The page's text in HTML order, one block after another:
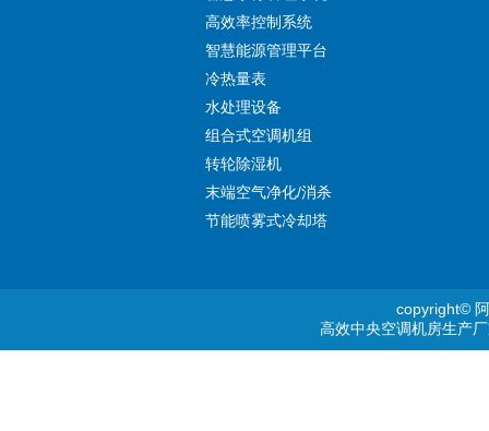
高效率控制系统
智慧能源管理平台
冷热量表
水处理设备
组合式空调机组
转轮除湿机
末端空气净化/消杀
节能喷雾式冷却塔
copyright©
高效中央空调机房生产